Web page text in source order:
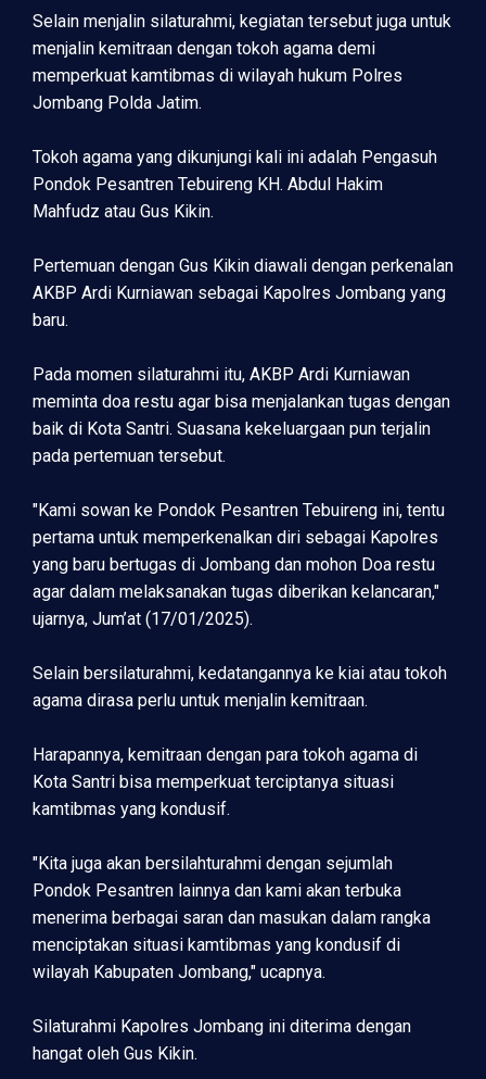
Selain menjalin silaturahmi, kegiatan tersebut juga untuk
menjalin kemitraan dengan tokoh agama demi
memperkuat kamtibmas di wilayah hukum Polres
Jombang Polda Jatim.
Tokoh agama yang dikunjungi kali ini adalah Pengasuh
Pondok Pesantren Tebuireng KH. Abdul Hakim
Mahfudz atau Gus Kikin.
Pertemuan dengan Gus Kikin diawali dengan perkenalan
AKBP Ardi Kurniawan sebagai Kapolres Jombang yang
baru.
Pada momen silaturahmi itu, AKBP Ardi Kurniawan
meminta doa restu agar bisa menjalankan tugas dengan
baik di Kota Santri. Suasana kekeluargaan pun terjalin
pada pertemuan tersebut.
"Kami sowan ke Pondok Pesantren Tebuireng ini, tentu
pertama untuk memperkenalkan diri sebagai Kapolres
yang baru bertugas di Jombang dan mohon Doa restu
agar dalam melaksanakan tugas diberikan kelancaran,"
ujarnya, Jum’at (17/01/2025).
Selain bersilaturahmi, kedatangannya ke kiai atau tokoh
agama dirasa perlu untuk menjalin kemitraan.
Harapannya, kemitraan dengan para tokoh agama di
Kota Santri bisa memperkuat terciptanya situasi
kamtibmas yang kondusif.
"Kita juga akan bersilahturahmi dengan sejumlah
Pondok Pesantren lainnya dan kami akan terbuka
menerima berbagai saran dan masukan dalam rangka
menciptakan situasi kamtibmas yang kondusif di
wilayah Kabupaten Jombang," ucapnya.
Silaturahmi Kapolres Jombang ini diterima dengan
hangat oleh Gus Kikin.